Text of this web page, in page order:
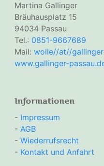
Martina Gallinger
Bräuhausplatz 15
94034 Passau
Tel.: 0851-9667689
Mail: wolle//at//
www.gallinger-
Informationen
- Impressum
- AGB
- Wiederrufsrecht
- Kontakt und Anfahrt